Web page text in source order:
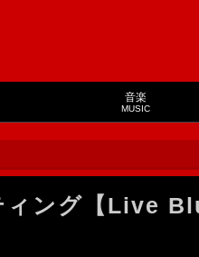
音楽
MUSIC
ィング【Live